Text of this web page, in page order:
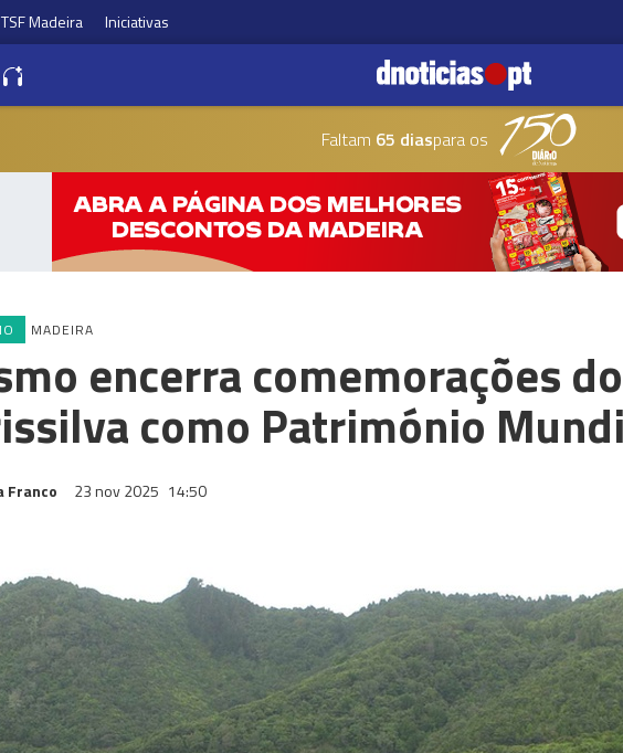
TSF Madeira Iniciativas
Faltam 65 diaspara os
MADEIRA
encerra comemorações
como Património
Franco 23 nov 2025 14:50